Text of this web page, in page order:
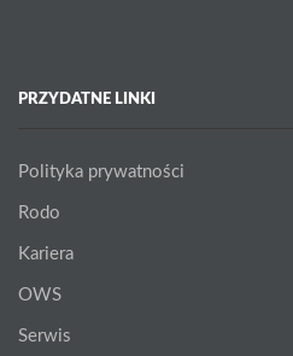
PRZYDATNE LINKI
Polityka prywatności
Rodo
Kariera
OWS
Serwis